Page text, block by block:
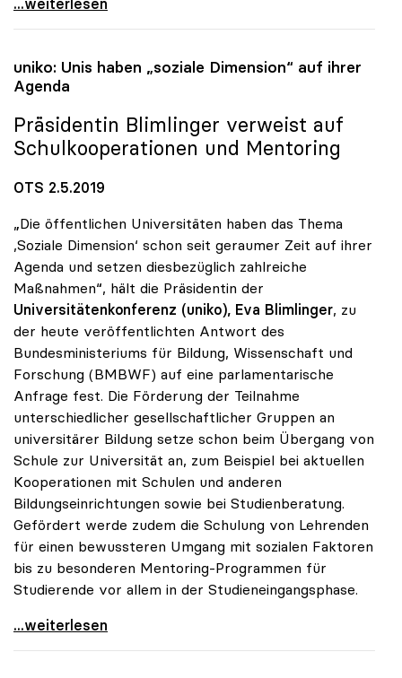
uniko: Unis haben „soziale Dimension“ auf ihrer
Agenda
Präsidentin Blimlinger verweist auf
Schulkooperationen und Mentoring
OTS 2.5.2019
„Die öffentlichen Universitäten haben das Thema
,Soziale Dimension‘ schon seit geraumer Zeit auf ihrer
Agenda und setzen diesbezüglich zahlreiche
Maßnahmen“, hält die Präsidentin der
Universitätenkonferenz (uniko), Eva Blimlinger, zu
der heute veröffentlichten Antwort des
Bundesministeriums für Bildung, Wissenschaft und
Forschung (BMBWF) auf eine parlamentarische
Anfrage fest. Die Förderung der Teilnahme
unterschiedlicher gesellschaftlicher Gruppen an
universitärer Bildung setze schon beim Übergang von
Schule zur Universität an, zum Beispiel bei aktuellen
Kooperationen mit Schulen und anderen
Bildungseinrichtungen sowie bei Studienberatung.
Gefördert werde zudem die Schulung von Lehrenden
für einen bewussteren Umgang mit sozialen Faktoren
bis zu besonderen Mentoring-Programmen für
Studierende vor allem in der Studieneingangsphase.
uniko: Unis haben „soziale Dimension“ auf ihrer
...weiterlesen